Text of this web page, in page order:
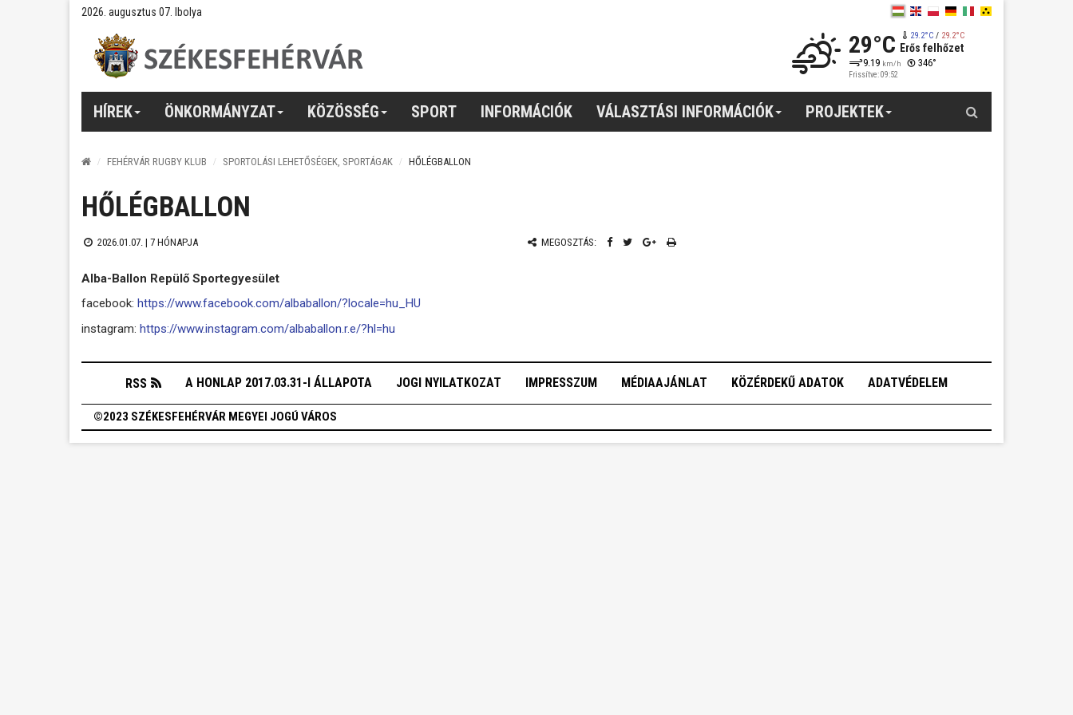
2026. augusztus 07. Ibolya
29°C 29.2°C/ 29.2°C
Erős felhőzet
9.19 km/h 346°
Frissítve: 09:52
HÍREK ÖNKORMÁNYZAT KÖZÖSSÉG SPORT INFORMÁCIÓK VÁLASZTÁSI INFORMÁCIÓK PROJEKTEK
FEHÉRVÁR RUGBY KLUB SPORTOLÁSI LEHETŐSÉGEK, SPORTÁGAK HŐLÉGBALLON
HŐLÉGBALLON
2026.01.07. | 7 HÓNAPJA MEGOSZTÁS:
Alba-Ballon Repülő Sportegyesület
facebook: https://www.facebook.com/albaballon/?locale=hu_HU
instagram: https://www.instagram.com/albaballon.r.e/?hl=hu
RSS A HONLAP 2017.03.31-I ÁLLAPOTA JOGI NYILATKOZAT IMPRESSZUM MÉDIAAJÁNLAT KÖZÉRDEKŰ ADATOK ADATVÉDELEM
©2023 SZÉKESFEHÉRVÁR MEGYEI JOGÚ VÁROS